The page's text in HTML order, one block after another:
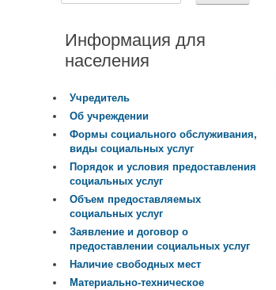
Информация для
населения
Учредитель
Об учреждении
Формы социального обслуживания,
виды социальных услуг
Порядок и условия предоставления
социальных услуг
Объем предоставляемых
социальных услуг
Заявление и договор о
предоставлении социальных услуг
Наличие свободных мест
Материально-техническое